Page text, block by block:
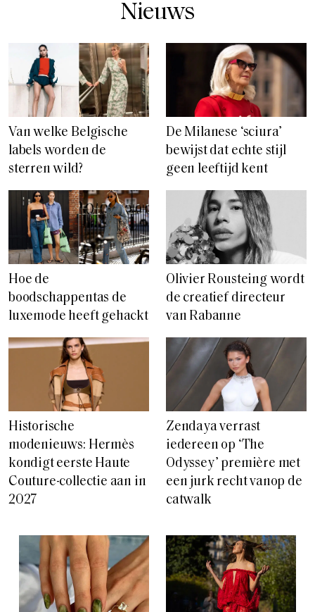
Nieuws
Van welke Belgische
labels worden de
sterren wild?
De Milanese ‘sciura’
bewijst dat echte stijl
geen leeftijd kent
Hoe de
boodschappentas de
luxemode heeft gehackt
Olivier Rousteing wordt
de creatief directeur
van Rabanne
Historische
modenieuws: Hermès
kondigt eerste Haute
Couture-collectie aan in
2027
Zendaya verrast
iedereen op ‘The
Odyssey’ première met
een jurk recht vanop de
catwalk